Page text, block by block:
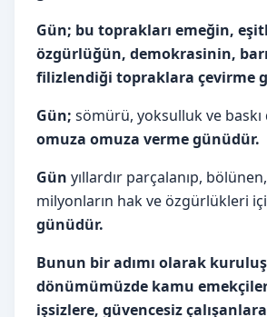
Gün; bu toprakları emeğin,
özgürlüğün, demokrasinin,
filizlendiği topraklara çevirme
Gün; sömürü, yoksulluk ve baskı
omuza omuza verme günüdür.
Gün yıllardır parçalanıp,
milyonların hak ve özgürlükleri
günüdür.
Bunun bir adımı olarak kuruluş
dönümümüzde kamu
işsizlere, güvencesiz